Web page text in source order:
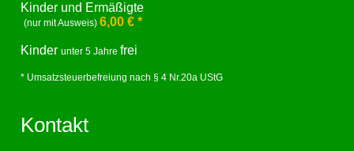
Kinder und Ermäßigte
(nur mit Ausweis)6,00 € *
Kinderunter 5 Jahrefrei
* Umsatzsteuerbefreiung nach § 4 Nr.20a UStG
Kontakt